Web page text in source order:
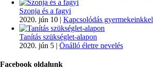
Szonja és a fagyi
2020. jún 10 | Kapcsolódás gyermekeinkkel
Tanítás szükséglet-alapon
2020. jún 5 | Önálló életre nevelés
Facebook oldalunk